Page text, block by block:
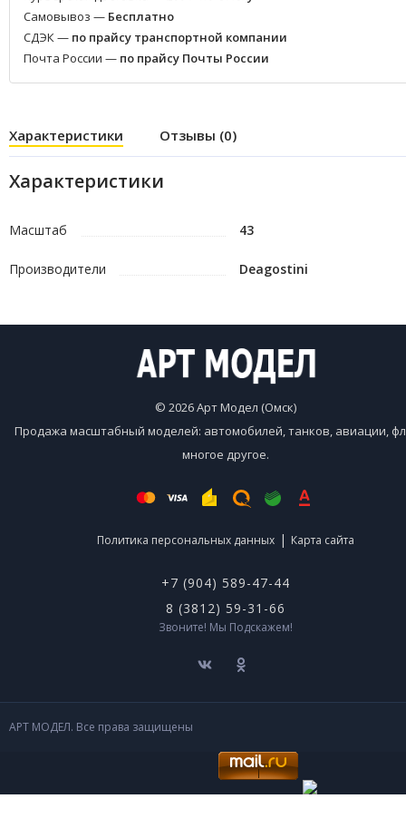
Самовывоз — Бесплатно
СДЭК — по прайсу транспортной компании
Почта России — по прайсу Почты России
Характеристики Отзывы (0)
Характеристики
Масштаб 43
Производители Deagostini
© 2026 Арт Модел (Омск)
Продажа масштабный моделей: автомобилей, танков, авиации,
многое другое.
Политика персональных данных | Карта сайта
+7 (904) 589-47-44
8 (3812) 59-31-66
Звоните! Мы Подскажем!
АРТ МОДЕЛ. Все права защищены